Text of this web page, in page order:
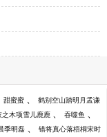
甜蜜蜜 、 鹤别空山踏明月孟谦
之木项雪儿鹿鹿 、 吞噬鱼 、
季明磊 、 错将真心落梧桐宋时